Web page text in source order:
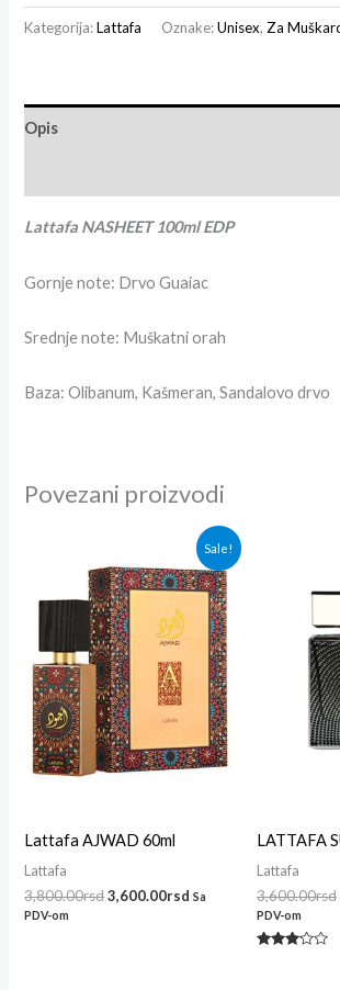
Kategorija:Lattafa Oznake:Unisex, Za
Opis
Lattafa NASHEET 100ml EDP
Gornje note: Drvo Guaiac
Srednje note: Muškatni orah
Baza: Olibanum, Kašmeran, Sandalovo drvo
Povezani proizvodi
Sale!
Lattafa AJWAD 60ml
Lattafa
3,800.00rsd
je
bila:
3,800.00rsd.
3,600.00rsd
Trenutna
cena
je:
3,600.00rsd.
Sa
PDV-om
LATTAFA
Lattafa
3,600.00rsd
PDV-om